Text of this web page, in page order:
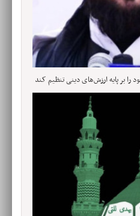
را بر پایه ارزش‌های دینی تنظیم کند